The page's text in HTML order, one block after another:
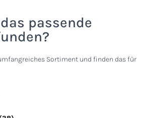
passende
Sortiment und finden das für